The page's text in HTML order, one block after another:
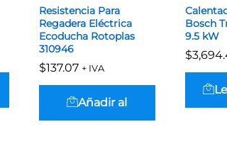
Resistencia Para
Regadera Eléctrica
Ecoducha Rotoplas
310946
$137.07 + IVA
$137.07
Añadir al
Bosch
9.5 kW
$
$